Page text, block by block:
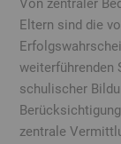
Von zentraler
Eltern sind die
weiterführenden
schulischer
zentrale